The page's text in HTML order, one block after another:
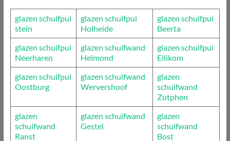
glazen schuifpui
stein
glazen schuifpui
Holheide
glazen schuifpui
Beerta
glazen schuifpui
Neerharen
glazen schuifwand
Helmond
glazen schuifpui
Ellikom
glazen schuifpui
Oostburg
glazen schuifwand
Wervershoof
glazen
schuifwand
Zutphen
glazen
schuifwand
Ranst
glazen schuifwand
Gestel
glazen
schuifwand
Bost